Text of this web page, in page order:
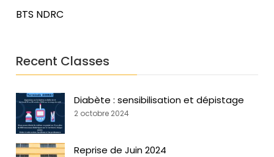
BTS NDRC
Recent Classes
Diabète : sensibilisation et dépistage
2 octobre 2024
Reprise de Juin 2024